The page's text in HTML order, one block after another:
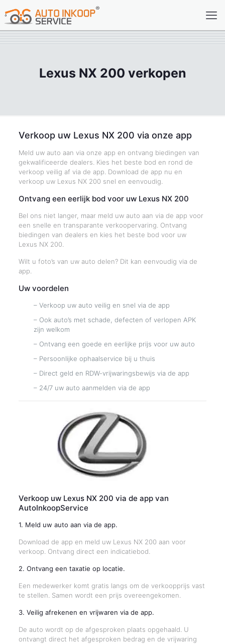
Lexus NX 200 verkopen
Verkoop uw Lexus NX 200 via onze app
Meld uw auto aan via onze app en ontvang biedingen van
gekwalificeerde dealers. Kies het beste bod en rond de
verkoop veilig af via de app. Download de app nu en
verkoop uw Lexus NX 200 snel en eenvoudig.
Ontvang een eerlijk bod voor uw Lexus NX 200
Bel ons niet langer, maar meld uw auto aan via de app voor
een snelle en transparante verkoopervaring. Ontvang
biedingen van dealers en kies het beste bod voor uw
Lexus NX 200.
Wilt u foto’s van uw auto delen? Dit kan eenvoudig via de
app.
Uw voordelen
– Verkoop uw auto veilig en snel via de app
– Ook auto’s met schade, defecten of verlopen APK
zijn welkom
– Ontvang een goede en eerlijke prijs voor uw auto
– Persoonlijke ophaalservice bij u thuis
– Direct geld en RDW-vrijwaringsbewijs via de app
– 24/7 uw auto aanmelden via de app
Verkoop uw Lexus NX 200 via de app van
AutoInkoopService
1. Meld uw auto aan via de app.
Download de app en meld uw Lexus NX 200 aan voor
verkoop. Ontvang direct een indicatiebod.
2. Ontvang een taxatie op locatie.
Een medewerker komt gratis langs om de verkoopprijs vast
te stellen. Samen wordt een prijs overeengekomen.
3. Veilig afrekenen en vrijwaren via de app.
De auto wordt op de afgesproken plaats opgehaald. U
ontvangt direct het afgesproken bedrag en de vrijwaring